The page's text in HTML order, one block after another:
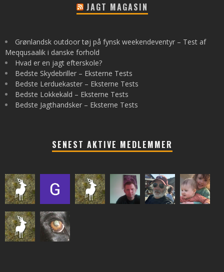
JAGT MAGASIN
Grønlandsk outdoor tøj på fynsk weekendeventyr – Test af
Meqqusaalik i danske forhold
Hvad er en jagt efterskole?
Bedste Skydebriller – Eksterne Tests
Bedste Lerduekaster – Eksterne Tests
Bedste Lokkekald – Eksterne Tests
Bedste Jagthandsker – Eksterne Tests
SENEST AKTIVE MEDLEMMER